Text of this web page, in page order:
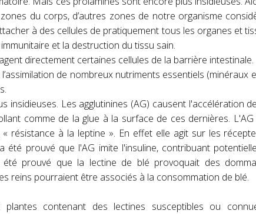
du corps, d’autres zones de notre organisme
à des cellules de pratiquement tous les organes et
et la destruction du tissu sain.
directement certaines cellules de la barrière intestinale.
l’assimilation de nombreux nutriments essentiels (minéraux
insidieuses. Les agglutinines (AG) causent l'accélération
comme de la glue à la surface de ces dernières.
résistance à la leptine ». En effet elle agit sur les
été prouvé que l'AG imite l'insuline, contribuant
été prouvé que la lectine de blé provoquait des
reins pourraient être associés à la consommation de blé.
plantes contenant des lectines susceptibles ou